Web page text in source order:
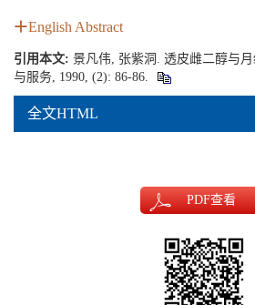
English Abstract
引用本文: 景凡伟, 张紫洞. 透皮雌二醇与
与服务, 1990, (2): 86-86.
全文HTML
PDF查看